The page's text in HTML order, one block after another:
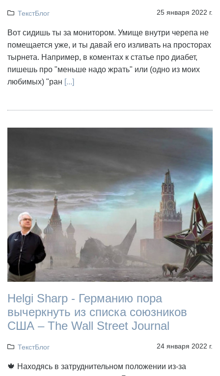
ТекстБлог 25 января 2022 г.
Вот сидишь ты за монитором. Умище внутри черепа не
помещается уже, и ты давай его изливать на просторах
тырнета. Например, в коментах к статье про диабет,
пишешь про "меньше надо жрать" или (одно из моих
любимых) "ран [...]
Helgi Sharp - Германию пора
вычеркнуть из списка союзников
США – The Wall Street Journal
ТекстБлог 24 января 2022 г.
🍁 Находясь в затруднительном положении из-за